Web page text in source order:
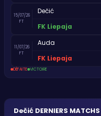
15/07/26
FT
Dečić
FK Liepaja
11/07/26
FT
Auda
FK Liepaja
DÉFAITE VICTOIRE
Dečić DERNIERS MATCHS